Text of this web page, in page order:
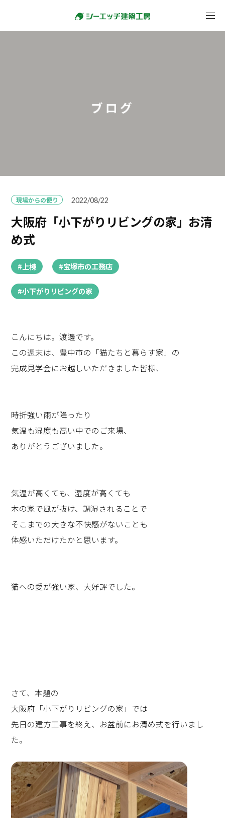
ブログ
現場からの便り 2022/08/22
大阪府「小下がりリビングの家」お清
め式
#上棟 #宝塚市の工務店
#小下がりリビングの家
こんにちは。渡邊です。
この週末は、豊中市の「猫たちと暮らす家」の
完成見学会にお越しいただきました皆様、
時折強い雨が降ったり
気温も湿度も高い中でのご来場、
ありがとうございました。
気温が高くても、湿度が高くても
木の家で風が抜け、調湿されることで
そこまでの大きな不快感がないことも
体感いただけたかと思います。
猫への愛が強い家、大好評でした。
さて、本題の
大阪府「小下がりリビングの家」では
先日の建方工事を終え、お盆前にお清め式を行いまし
た。